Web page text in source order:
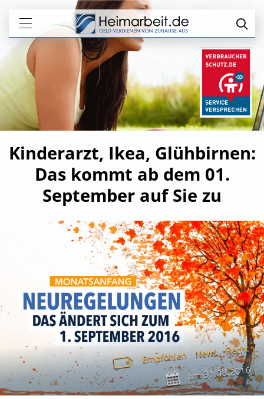
Kinderarzt, Ikea, Glühbirnen:
Das kommt ab dem 01.
September auf Sie zu
Empfohlen News Recht
am31.08.2016